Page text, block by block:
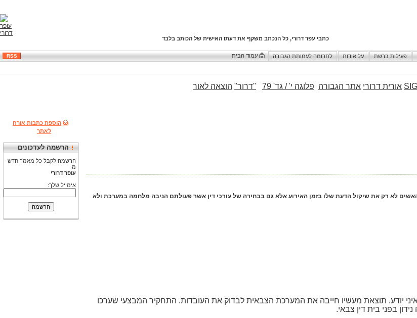
כתבי עפר דרורי, כל הנכתב משקף את דעתו האישית של הכותב בלבד
RSS פעילות ברשת על אודות לתרומה לעמותת הגבורה עמוד הבית
הוספת כתבות אורח
לאתר
הרשמה לעדכונים
הרשמה לקבל כל מאמר חדש
מ
עופר דרורי
אימייל שלך:
אורית דרורי אתר הגבורה פלוגה י' / גד' 79 "דרור" הוצאה לאור
להאשים לא רק את שיקול הדעת שלו בזמן האירוע אלא גם בבחירה של עורכי דין אשר פעולתם הניבה מלחמה במערכת ולא
יודע. תוצאת מעשיו חייבה את המערכת הצבאית לבדוק את העובדות. התחקיר המבצעי שערכו
בפני בית דין צבאי.